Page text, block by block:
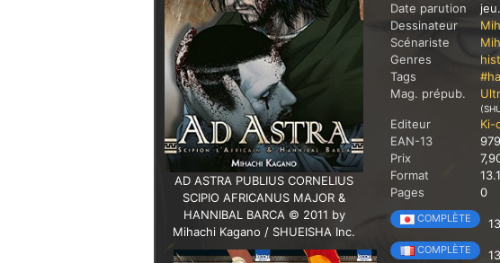
AD ASTRA PUBLIUS CORNELIUS
SCIPIO AFRICANUS MAJOR &
HANNIBAL BARCA © 2011 by
Mihachi Kagano / SHUEISHA Inc.
Date parution
Dessinateur
Scénariste
Genres
Tags
Mag. prépub.
Editeur
Ki-
EAN-13
Prix
Format
Pages
0
COMPLÈTE
COMPLÈTE